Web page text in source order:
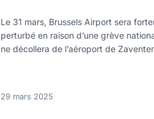
Le 31 mars, Brussels Airport sera
perturbé en raison d’une grève
ne décollera de l’aéroport de
29 mars 2025